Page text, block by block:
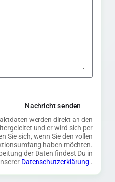
Nachricht senden
werden direkt an den
und er wird sich per
Sie sich, wenn Sie den vollen
haben möchten.
der Daten findest Du in
Datenschutzerklärung .